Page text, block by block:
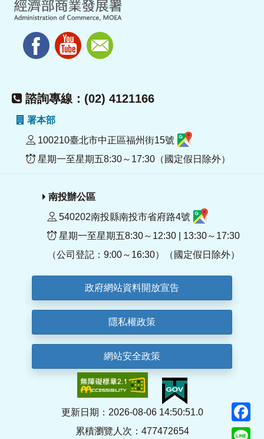
諮詢專線：(02) 4121166
署本部
100210臺北市中正區福州街15號
星期一至星期五8:30～17:30（國定假日除外）
南投辦公區
540202南投縣南投市省府路4號
星期一至星期五8:30～12:30 | 13:30～17:30
（公司登記：9:00～16:30）（國定假日除外）
政府網站資料開放宣告
隱私權政策
網站安全政策
更新日期：2026-08-06 14:50:51.0
累積瀏覽人次：477472654